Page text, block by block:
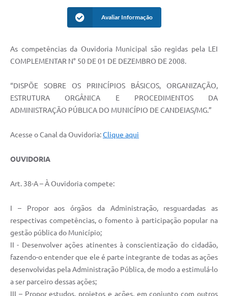
Farmácia Municipal
REMUME
Contratos
Carta de Serviços
Legislação
Transparência dos recursos municipais empregado no
combate à pandemia do COVID -19
Lei Aldir Blanc
PNAB - CICLO 2
Prestação de Contas Secretária de Saúde
Avaliar Informação
As competências da Ouvidoria Municipal são regidas pela LEI
COMPLEMENTAR N° 50 DE 01 DE DEZEMBRO DE 2008.
“DISPÕE SOBRE OS PRINCÍPIOS BÁSICOS, ORGANIZAÇÃO,
ESTRUTURA ORGÂNICA E PROCEDIMENTOS DA
ADMINISTRAÇÃO PÚBLICA DO MUNICÍPIO DE CANDEIAS/MG.”
Acesse o Canal da Ouvidoria:Clique aqui
OUVIDORIA
Art. 38-A – À Ouvidoria compete:
I – Propor aos órgãos da Administração, resguardadas as
respectivas competências, o fomento à participação popular na
gestão pública do Município;
II - Desenvolver ações atinentes à conscientização do cidadão,
fazendo-o entender que ele é parte integrante de todas as ações
desenvolvidas pela Administração Pública, de modo a estimulá-lo
a ser parceiro dessas ações;
III – Propor estudos, projetos e ações, em conjunto com outros